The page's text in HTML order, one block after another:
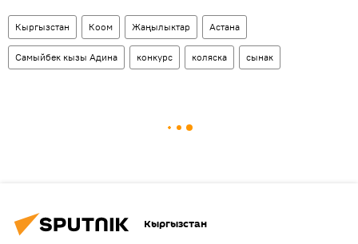
Кыргызстан Коом Жаңылыктар Астана
Самыйбек кызы Адина конкурс коляска сынак
Кыргызстан